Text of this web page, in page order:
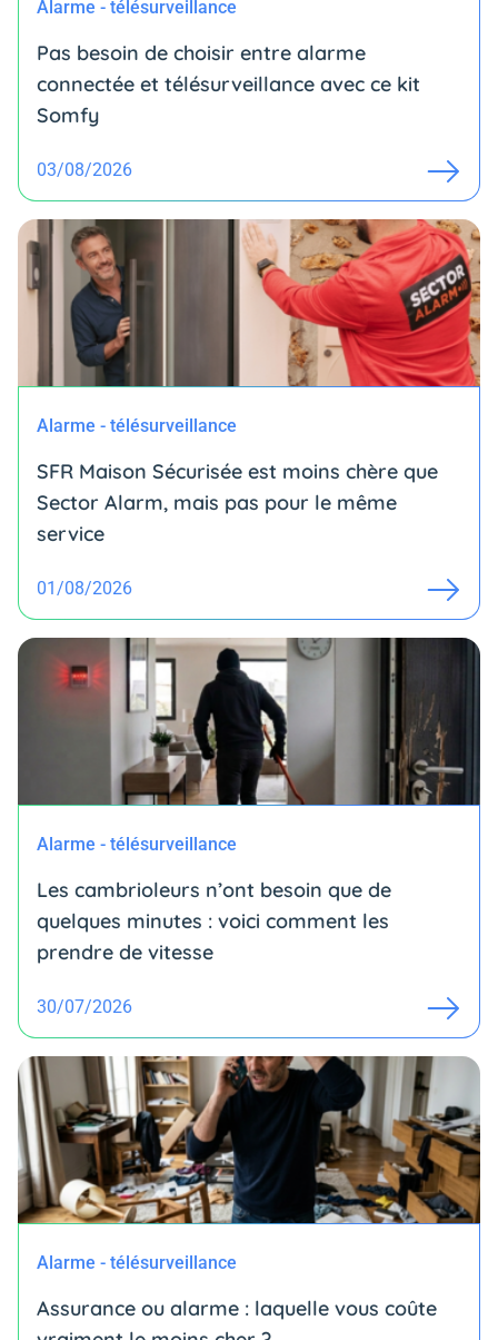
Alarme - télésurveillance
Pas besoin de choisir entre alarme
connectée et télésurveillance avec ce kit
Somfy
03/08/2026
Alarme - télésurveillance
SFR Maison Sécurisée est moins chère que
Sector Alarm, mais pas pour le même
service
01/08/2026
Alarme - télésurveillance
Les cambrioleurs n’ont besoin que de
quelques minutes : voici comment les
prendre de vitesse
30/07/2026
Alarme - télésurveillance
Assurance ou alarme : laquelle vous coûte